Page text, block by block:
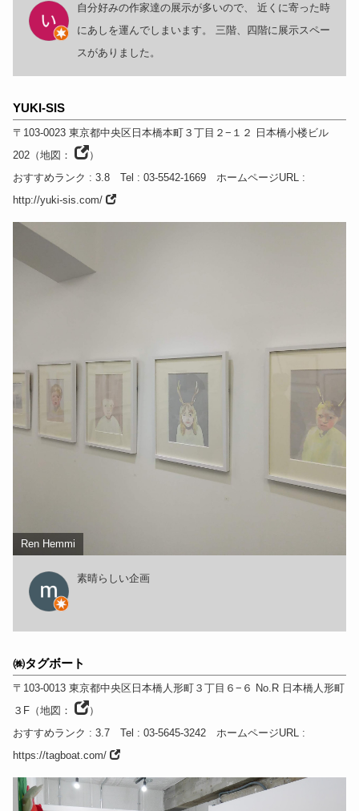
自分好みの作家達の展示が多いので、 近くに寄った時
にあしを運んでしまいます。 三階、四階に展示スペー
スがありました。
YUKI-SIS
〒103-0023 東京都中央区日本橋本町３丁目２−１２ 日本橋小楼ビル
202（地図：
）
おすすめランク : 3.8 Tel : 03-5542-1669 ホームページURL :
http://yuki-sis.com/
Ren Hemmi
素晴らしい企画
㈱タグボート
〒103-0013 東京都中央区日本橋人形町３丁目６−６ No.R 日本橋人形町
３F（地図：
）
おすすめランク : 3.7 Tel : 03-5645-3242 ホームページURL:
https://tagboat.com/